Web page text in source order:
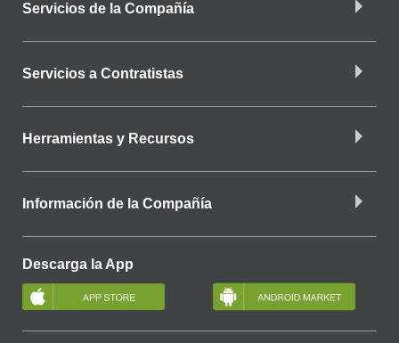
Servicios de la Compañía
Servicios a Contratistas
Herramientas y Recursos
Información de la Compañía
Descarga la App